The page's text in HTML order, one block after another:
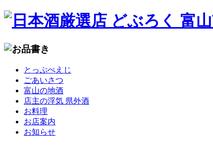
とっぷぺえじ
ごあいさつ
富山の地酒
店主の浮気 県外酒
お料理
お店案内
お知らせ